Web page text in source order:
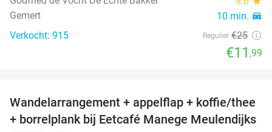
Gemert 10 min. directions_car
Verkocht: 915 Regulier €25
€11 ,99
34%
Wandelarrangement + appelflap + koffie/thee
+ borrelplank bij Eetcafé Manege Meulendijks